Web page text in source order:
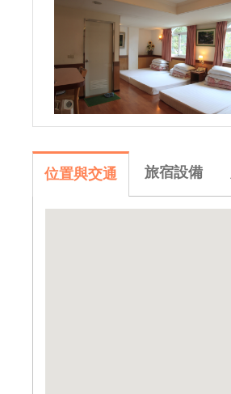
位置與交通 旅宿設備